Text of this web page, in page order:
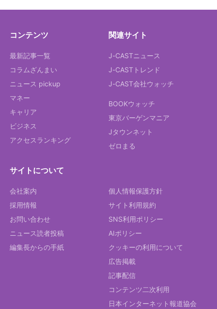
コンテンツ
最新記事一覧
コラムざんまい
ニュース pickup
マネー
キャリア
ビジネス
アクセスランキング
関連サイト
J-CASTニュース
J-CASTトレンド
J-CAST会社ウォッチ
BOOKウォッチ
東京バーゲンマニア
Jタウンネット
ゼロまる
サイトについて
会社案内
採用情報
お問い合わせ
ニュース読者投稿
編集長からの手紙
個人情報保護方針
サイト利用規約
SNS利用ポリシー
AIポリシー
クッキーの利用について
広告掲載
記事配信
コンテンツ二次利用
日本インターネット報道協会